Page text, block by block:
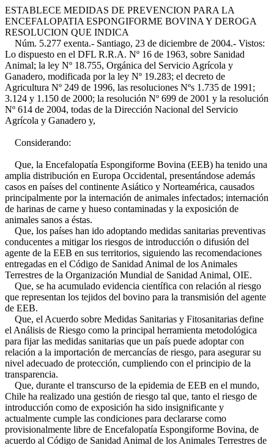
ESTABLECE MEDIDAS DE PREVENCION PARA LA
ENCEFALOPATIA ESPONGIFORME BOVINA Y DEROGA
RESOLUCION QUE INDICA
Núm. 5.277 exenta.- Santiago, 23 de diciembre de 2004.- Vistos:
Lo dispuesto en el DFL R.R.A. Nº 16 de 1963, sobre Sanidad
Animal; la ley Nº 18.755, Orgánica del Servicio Agrícola y
Ganadero, modificada por la ley Nº 19.283; el decreto de
Agricultura Nº 249 de 1996, las resoluciones Nºs 1.735 de 1991;
3.124 y 1.150 de 2000; la resolución Nº 699 de 2001 y la resolución
Nº 614 de 2004, todas de la Dirección Nacional del Servicio
Agrícola y Ganadero y,
Considerando:
Que, la Encefalopatía Espongiforme Bovina (EEB) ha tenido una
amplia distribución en Europa Occidental, presentándose además
casos en países del continente Asiático y Norteamérica, causados
principalmente por la internación de animales infectados; internación
de harinas de carne y hueso contaminadas y la exposición de
animales sanos a éstas.
Que, los países han ido adoptando medidas sanitarias preventivas
conducentes a mitigar los riesgos de introducción o difusión del
agente de la EEB en sus territorios, siguiendo las recomendaciones
entregadas en el Código de Sanidad Animal de los Animales
Terrestres de la Organización Mundial de Sanidad Animal, OIE.
Que, se ha acumulado evidencia científica con relación al riesgo
que representan los tejidos del bovino para la transmisión del agente
de EEB.
Que, el Acuerdo sobre Medidas Sanitarias y Fitosanitarias define
el Análisis de Riesgo como la principal herramienta metodológica
para fijar las medidas sanitarias que un país puede adoptar con
relación a la importación de mercancías de riesgo, para asegurar su
nivel adecuado de protección, cumpliendo con el principio de la
transparencia.
Que, durante el transcurso de la epidemia de EEB en el mundo,
Chile ha realizado una gestión de riesgo tal que, tanto el riesgo de
introducción como de exposición ha sido insignificante y
actualmente cumple las condiciones para declararse como
provisionalmente libre de Encefalopatía Espongiforme Bovina, de
acuerdo al Código de Sanidad Animal de los Animales Terrestres de